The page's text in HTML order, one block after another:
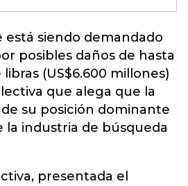
está siendo demandado
posibles daños de hasta
(US$6.600 millones)
que alega que la
su posición dominante
la industria de búsqueda
presentada el